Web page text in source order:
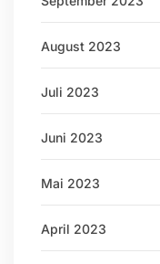
August 2023
Juli 2023
Juni 2023
Mai 2023
April 2023